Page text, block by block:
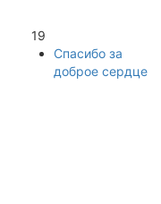
19
Спасибо за
доброе сердце